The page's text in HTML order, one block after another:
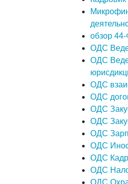
обзор
ОДС
ОДС
ОДС
ОДС
ОДС
ОДС
ОДС
ОДС
ОДС
ОДС